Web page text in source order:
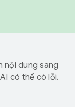
nội dung sang
có thể có lỗi.